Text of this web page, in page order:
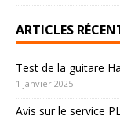
ARTICLES
Test de la guitare
1 janvier 2025
Avis sur le service